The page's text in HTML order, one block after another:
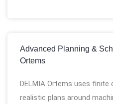
Advanced Planning &
Ortems
DELMIA Ortems uses finite
realistic plans around